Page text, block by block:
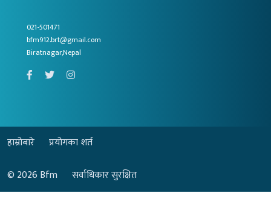
021-501471
bfm912.brt@gmail.com
Biratnagar,Nepal
हाम्रोबारे
प्रयोगका शर्त
© 2026Bfm सर्वाधिकार सुरक्षित